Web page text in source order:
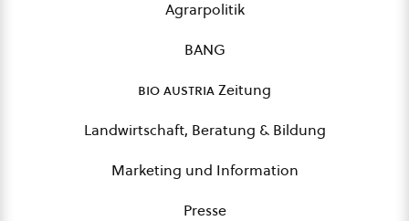
Agrarpolitik
BANG
bio austriaZeitung
Landwirtschaft, Beratung & Bildung
Marketing und Information
Presse